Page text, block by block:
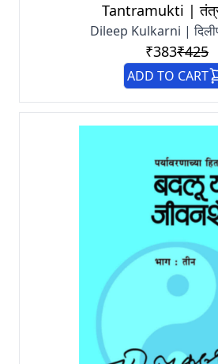
Tantramukti |
Dileep Kulkarni |
₹383₹425
ADD TO CART